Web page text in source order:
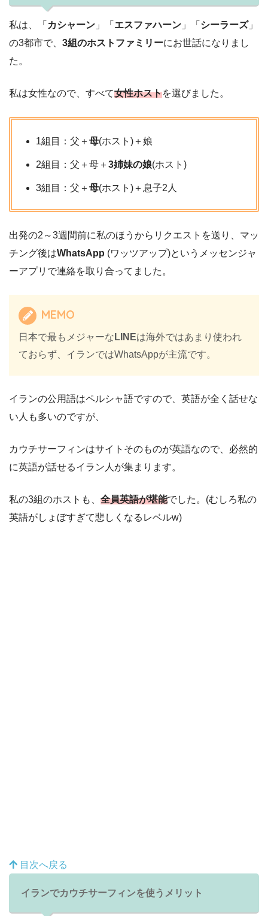
私は、「 カシャーン 」「 エスファハーン 」「 シーラーズ」
の3都市で、 3組のホストファミリーにお世話になりまし
た。
私は女性なので、すべて女性ホストを選びました。
1組目：父＋母(ホスト)＋娘
2組目：父＋母＋3姉妹の娘(ホスト)
3組目：父＋母(ホスト)＋息子2人
出発の2～3週間前に私のほうからリクエストを送り、マッ
チング後はWhatsApp (ワッツアップ)というメッセンジャ
ーアプリで連絡を取り合ってました。
MEMO
日本で最もメジャーな LINEは海外ではあまり使われ
ておらず、イランではWhatsAppが主流です。
イランの公用語はペルシャ語ですので、英語が全く話せな
い人も多いのですが、
カウチサーフィンはサイトそのものが英語なので、必然的
に英語が話せるイラン人が集まります。
私の3組のホストも、 全員英語が堪能でした。(むしろ私の
英語がしょぼすぎて悲しくなるレベルw)
目次へ戻る
イランでカウチサーフィンを使うメリット